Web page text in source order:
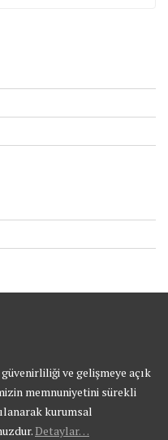
ve gelişmeye açık
memnuniyetini sürekli
kurumsal
Detaylar…